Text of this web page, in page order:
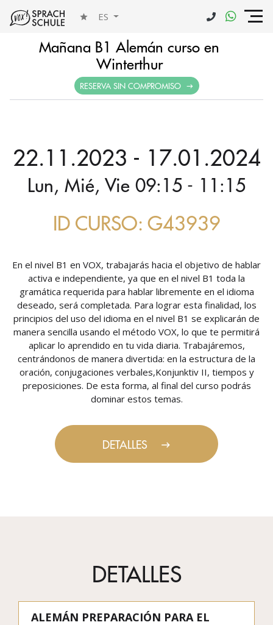
ES
Mañana B1 Alemán curso en
Winterthur
RESERVA SIN COMPROMISO
22.11.2023 - 17.01.2024
Lun, Mié, Vie 09:15 - 11:15
ID CURSO: G43939
En el nivel B1 en VOX, trabajarás hacia el objetivo de hablar
activa e independiente, ya que en el nivel B1 toda la
gramática requerida para hablar libremente en el idioma
deseado, será completada. Para lograr esta finalidad, los
principios del uso del idioma en el nivel B1 se explicarán de
manera sencilla usando el método VOX, lo que te permitirá
aplicar lo aprendido en tu vida diaria. Trabajáremos,
centrándonos de manera divertida: en la estructura de la
oración, conjugaciones verbales,Konjunktiv II, tiempos y
preposiciones. De esta forma, al final del curso podrás
dominar estos temas.
DETALLES
DETALLES
ALEMÁN PREPARACIÓN PARA EL